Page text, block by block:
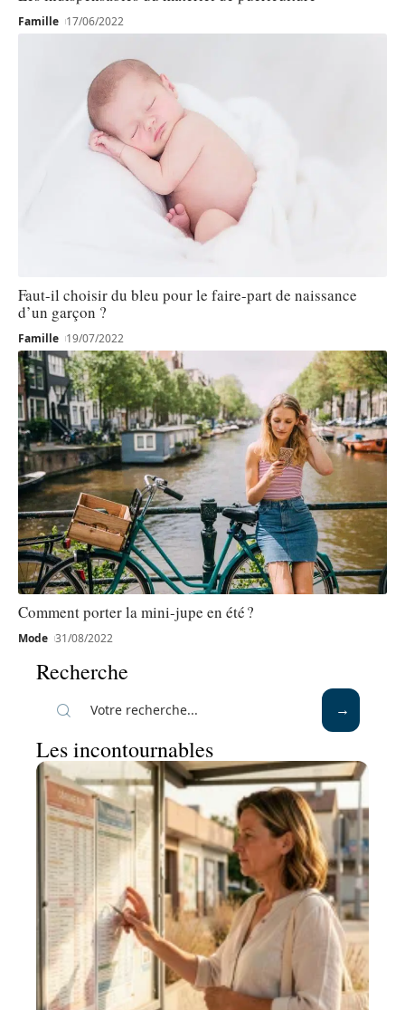
Famille 17/06/2022
Faut-il choisir du bleu pour le faire-part de naissance
d’un garçon ?
Famille 19/07/2022
Comment porter la mini-jupe en été ?
Mode 31/08/2022
Recherche
Les incontournables